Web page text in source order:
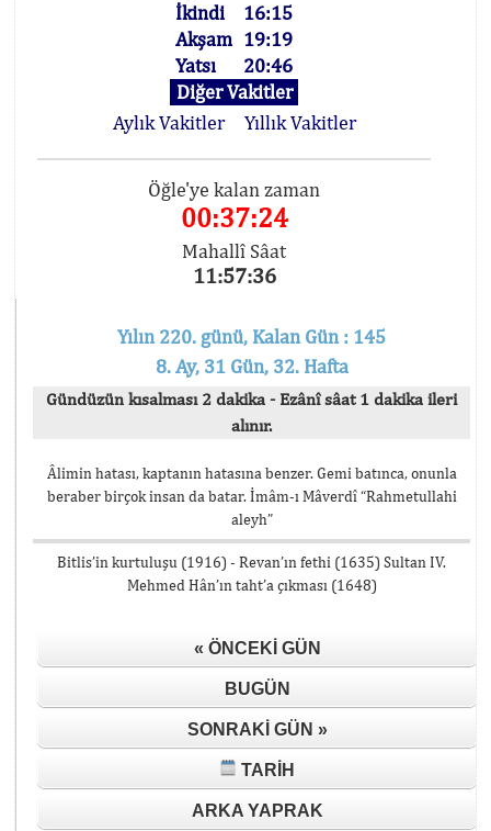
İkindi
16:15
Akşam 19:19
Yatsı
20:46
Diğer Vakitler
Aylık Vakitler
Yıllık Vakitler
Öğle'ye kalan zaman
00:37:24
Mahallî Sâat
11:57:36
Yılın 220. günü, Kalan Gün : 145
8. Ay, 31 Gün, 32. Hafta
Gündüzün kısalması 2 dakika - Ezânî sâat 1 dakika ileri
alınır.
Âlimin hatası, kaptanın hatasına benzer. Gemi batınca, onunla
beraber birçok insan da batar. İmâm-ı Mâverdî “Rahmetullahi
aleyh”
Bitlis’in kurtuluşu (1916) - Revan’ın fethi (1635) Sultan IV.
Mehmed Hân’ın taht’a çıkması (1648)
« ÖNCEKI GÜN
BUGÜN
SONRAKI GÜN »
TARIH
ARKA YAPRAK